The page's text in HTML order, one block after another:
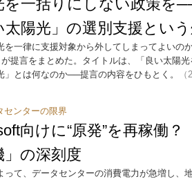
を一括りにしない政策を
太陽光」の選別支援とい
を一律に支援対象から外してしまってよいの
提言をまとめた。タイトルは、「良い太陽
」とは何なのか──提言の内容をひもとく。
センターの限界
向けに“原発”を再稼働
」の深刻度
って、データセンターの消費電力が急増し、